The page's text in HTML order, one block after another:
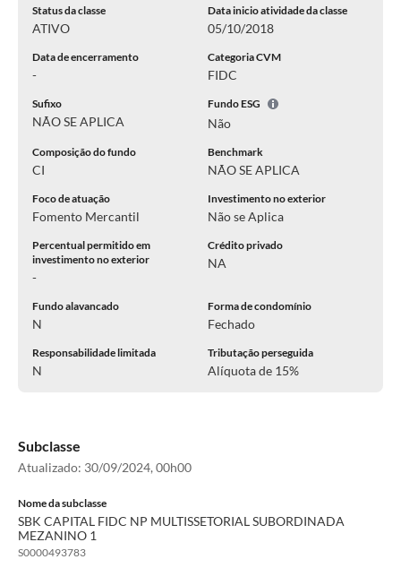
Status da classe
ATIVO
Data inicio atividade da classe
05/10/2018
Data de encerramento
-
Categoria CVM
FIDC
Sufixo
NÃO SE APLICA
Fundo ESG
Não
Composição do fundo
CI
Benchmark
NÃO SE APLICA
Foco de atuação
Fomento Mercantil
Investimento no exterior
Não se Aplica
Percentual permitido em
investimento no exterior
-
Crédito privado
NA
Fundo alavancado
N
Forma de condomínio
Fechado
Responsabilidade limitada
N
Tributação perseguida
Alíquota de 15%
Subclasse
Atualizado: 30/09/2024, 00h00
Nome da subclasse
SBK CAPITAL FIDC NP MULTISSETORIAL SUBORDINADA
MEZANINO 1
S0000493783